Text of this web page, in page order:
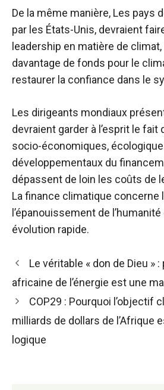
De la même manière, Les pays
par les États-Unis, devraient
leadership en matière de
davantage de fonds pour le
restaurer la confiance dans le
Les dirigeants mondiaux
devraient garder à l’esprit le fait
socio-économiques,
développementaux du
dépassent de loin les coûts de
La finance climatique concerne
l’épanouissement de
évolution rapide.
Navigation
des
Le véritable « don de Dieu »
africaine de l’énergie est une
COP29 : Pourquoi l’objectif
milliards de dollars de l’Afrique
logique